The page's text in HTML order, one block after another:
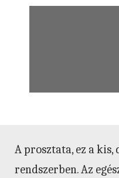
A prosztata, ez a
rendszerben. Az